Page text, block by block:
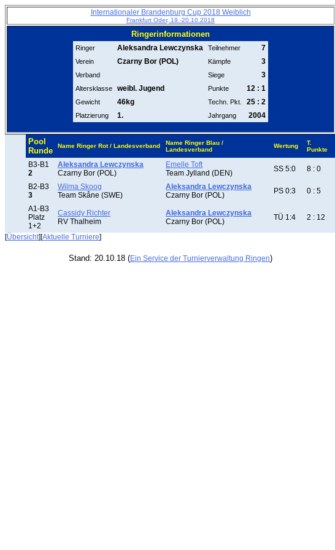
Internationaler Brandenburg Cup 2018 Weiblich
Frankfurt Oder, 19.-20.10.2018
Ringerinformationen
Ringer Aleksandra Lewczynska Teilnehmer 7
Verein Czarny Bor (POL) Kämpfe 3
Verband Siege 3
Altersklasse weibl. Jugend Punkte 12 : 1
Gewicht 46kg Techn. Pkt. 25 : 2
Platzierung 1. Jahrgang 2004
Pool
Runde
Name Ringer Rot / Landesverband
Name Ringer Blau /
Landesverband
Wertung
T.
Punkte
B3-B1
2
Aleksandra Lewczynska
Czarny Bor (POL)
Emelle Toft
Team Jylland (DEN)
SS 5:0 8 : 0
B2-B3
3
Wilma Skoog
Team Skåne (SWE)
Aleksandra Lewczynska
Czarny Bor (POL)
PS 0:3 0 : 5
A1-B3
Platz
1+2
Cassidy Richter
RV Thalheim
Aleksandra Lewczynska
Czarny Bor (POL)
TÜ 1:4 2 : 12
[Übersicht][Aktuelle Turniere]
Stand: 20.10.18 (Ein Service der Turnierverwaltung Ringen)